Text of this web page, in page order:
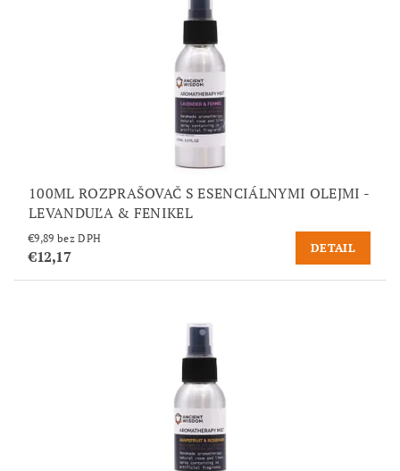
100ML ROZPRAŠOVAČ S ESENCIÁLNYMI OLEJMI -
LEVANDUĽA & FENIKEL
€9,89 bez DPH
€12,17 DETAIL